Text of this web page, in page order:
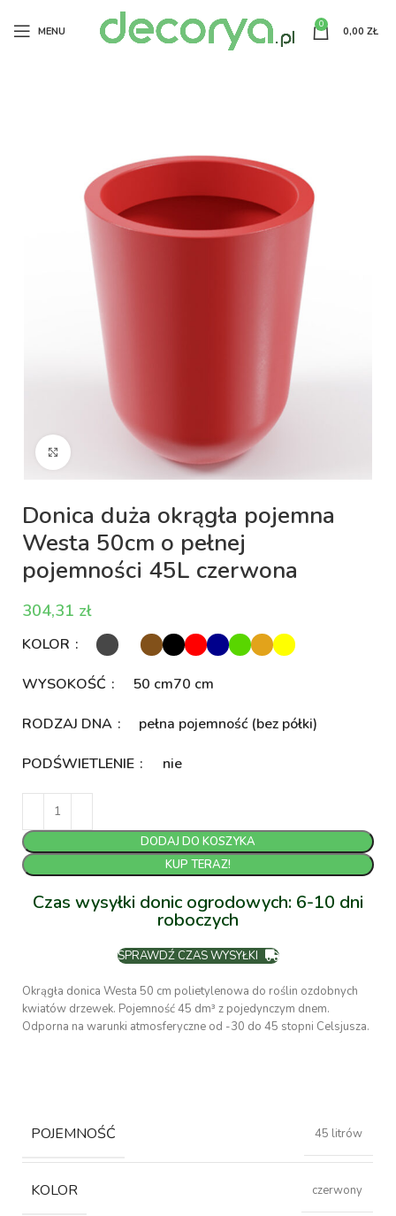
MENU
0
0,00 ZŁ
Kliknij aby powiększyć
Donica duża okrągła pojemna
Westa 50cm o pełnej
pojemności 45L czerwona
zł
KOLOR
WYSOKOŚĆ 50 cm70 cm
RODZAJ DNA pełna pojemność (bez półki)
PODŚWIETLENIE nie
DODAJ DO KOSZYKA
KUP TERAZ!
Czas wysyłki donic ogrodowych: 6-10 dni
roboczych
SPRAWDŹ CZAS WYSYŁKI
Okrągła donica Westa 50 cm polietylenowa do roślin ozdobnych
kwiatów drzewek. Pojemność 45 dm³ z pojedynczym dnem.
Odporna na warunki atmosferyczne od -30 do 45 stopni Celsjusza.
POJEMNOŚĆ 45 litrów
KOLOR czerwony